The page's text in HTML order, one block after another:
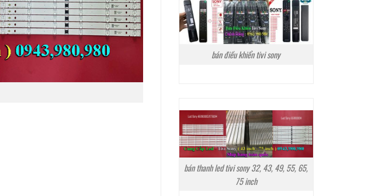
bán điều khiển tivi sony
bán thanh led tivi sony 32, 43, 49, 55, 65,
75 inch